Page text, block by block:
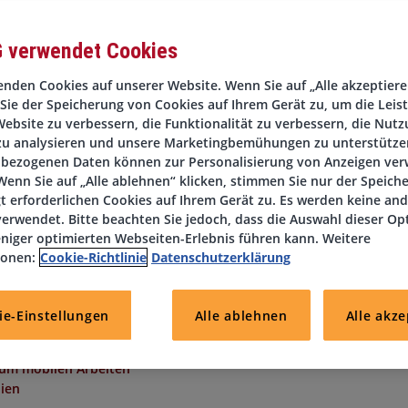
sowie einer Möglichkeit sich beruflich
nächsten Schritt!
aus der Pharmabranche mit Sitz in Ingelheim am
(m/w/d) in Vollzeit. Alle Positionen sind zum
besetzen.
wir uns auf Ihre Bewerbung als Bilanzbuchhalter (m/w/d).
(z. B. betriebliche Altersvorsorge, Jobrad)
Unternehmen
mobilen Arbeiten
verwendet Cookies
Cookies auf unserer Website. Wenn Sie auf „Alle
der Speicherung von Cookies auf Ihrem Gerät zu, um die
zu verbessern, die Funktionalität zu verbessern, die
analysieren und unsere Marketingbemühungen zu
Daten können zur Personalisierung von Anzeigen
Sie auf „Alle ablehnen“ klicken, stimmen Sie nur der
erforderlichen Cookies auf Ihrem Gerät zu. Es werden keine
Bitte beachten Sie jedoch, dass die Auswahl dieser
optimierten Webseiten-Erlebnis führen kann. Weitere
Cookie-Richtlinie Datenschutzerklärung
Einstellungen Alle ablehnen Alle